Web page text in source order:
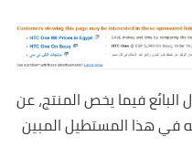
البائع فيما يخص المنتج، عن
في هذا المستطيل المبين